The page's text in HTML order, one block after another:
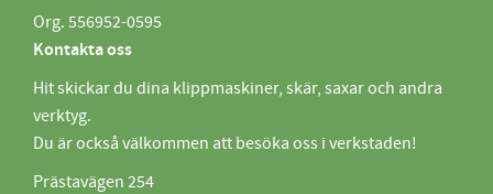
Org. 556952-0595
Kontakta oss
Hit skickar du dina klippmaskiner, skär, saxar och andra
verktyg.
Du är också välkommen att besöka oss i verkstaden!
Prästavägen 254